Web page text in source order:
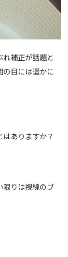
れ補正が話題と
の目には遥かに
ありますか？
限りは視線のブ